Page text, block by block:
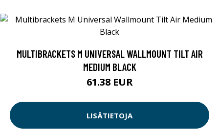
MULTIBRACKETS M UNIVERSAL WALLMOUNT TILT AIR
MEDIUM BLACK
61.38 EUR
LISÄTIETOJA